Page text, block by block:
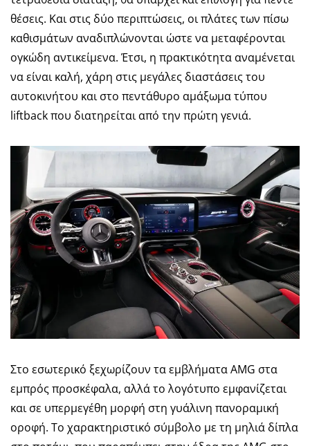
θέσεις. Και στις δύο περιπτώσεις, οι πλάτες των πίσω
καθισμάτων αναδιπλώνονται ώστε να μεταφέρονται
ογκώδη αντικείμενα. Έτσι, η πρακτικότητα αναμένεται
να είναι καλή, χάρη στις μεγάλες διαστάσεις του
αυτοκινήτου και στο πεντάθυρο αμάξωμα τύπου
liftback που διατηρείται από την πρώτη γενιά.
Στο εσωτερικό ξεχωρίζουν τα εμβλήματα AMG στα
εμπρός προσκέφαλα, αλλά το λογότυπο εμφανίζεται
και σε υπερμεγέθη μορφή στη γυάλινη πανοραμική
οροφή. Το χαρακτηριστικό σύμβολο με τη μηλιά δίπλα